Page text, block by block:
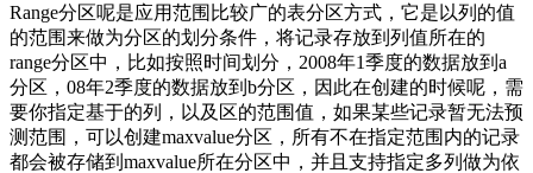
Range分区呢是应用范围比较广的表分区方式，它是以列的值
的范围来做为分区的划分条件，将记录存放到列值所在的
range分区中，比如按照时间划分，2008年1季度的数据放到a
分区，08年2季度的数据放到b分区，因此在创建的时候呢，需
要你指定基于的列，以及区的范围值，如果某些记录暂无法预
测范围，可以创建maxvalue分区，所有不在指定范围内的记录
都会被存储到maxvalue所在分区中，并且支持指定多列做为依